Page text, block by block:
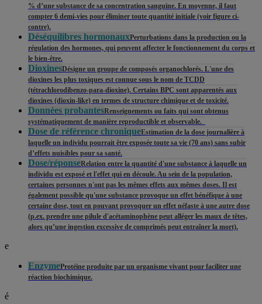
% d’une substance de sa concentration sanguine. En moyenne, il faut
compter 6 demi-vies pour éliminer toute quantité initiale (voir figure ci-
contre).
Déséquilibres hormonauxPerturbations dans la production ou la
régulation des hormones, qui peuvent affecter le fonctionnement du corps et
le bien-être.
DioxinesDésigne un groupe de composés organochlorés. L'une des
dioxines les plus toxiques est connue sous le nom de TCDD
(tétrachlorodibenzo-para-dioxine). Certains BPC sont apparentés aux
dioxines (dioxin-like) en termes de structure chimique et de toxicité.
Données probantesRenseignements ou faits qui sont obtenus
systématiquement de manière reproductible et observable.
Dose de référence chroniqueEstimation de la dose journalière à
laquelle un individu pourrait être exposée toute sa vie (70 ans) sans subir
d’effets nuisibles pour sa santé.
Dose/réponseRelation entre la quantité d'une substance à laquelle un
individu est exposé et l'effet qui en découle. Au sein de la population,
certaines personnes n'ont pas les mêmes effets aux mêmes doses. Il est
également possible qu'une substance provoque un effet bénéfique à une
certaine dose, tout en pouvant provoquer un effet néfaste à une autre dose
(p.ex. prendre une pilule d'acétaminophène peut alléger les maux de têtes,
alors qu’une ingestion excessive de comprimés peut entraîner la mort).
e
EnzymeProtéine produite par un organisme vivant pour faciliter une
réaction biochimique.
é